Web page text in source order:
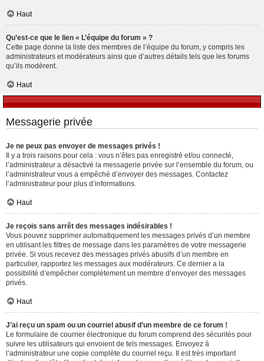
Haut
Qu’est-ce que le lien « L’équipe du forum » ?
Cette page donne la liste des membres de l’équipe du forum, y compris les
administrateurs et modérateurs ainsi que d’autres détails tels que les forums
qu’ils modèrent.
Haut
Messagerie privée
Je ne peux pas envoyer de messages privés !
Il y a trois raisons pour cela : vous n’êtes pas enregistré et/ou connecté,
l’administrateur a désactivé la messagerie privée sur l’ensemble du forum, ou
l’administrateur vous a empêché d’envoyer des messages. Contactez
l’administrateur pour plus d’informations.
Haut
Je reçois sans arrêt des messages indésirables !
Vous pouvez supprimer automatiquement les messages privés d’un membre
en utilisant les filtres de message dans les paramètres de votre messagerie
privée. Si vous recevez des messages privés abusifs d’un membre en
particulier, rapportez les messages aux modérateurs. Ce dernier a la
possibilité d’empêcher complètement un membre d’envoyer des messages
privés.
Haut
J’ai reçu un spam ou un courriel abusif d’un membre de ce forum !
Le formulaire de courrier électronique du forum comprend des sécurités pour
suivre les utilisateurs qui envoient de tels messages. Envoyez à
l’administrateur une copie complète du courriel reçu. Il est très important